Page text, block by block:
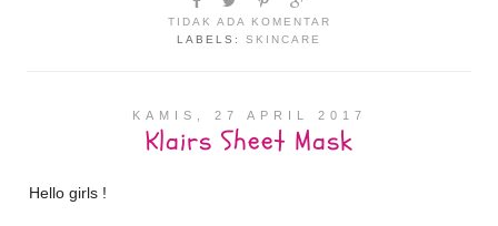
TIDAK ADA KOMENTAR
LABELS: SKINCARE
KAMIS, 27 APRIL 2017
Klairs Sheet Mask
Hello girls !